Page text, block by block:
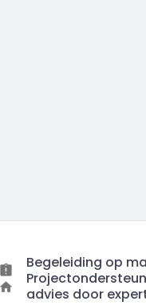
Begeleiding op
advies door